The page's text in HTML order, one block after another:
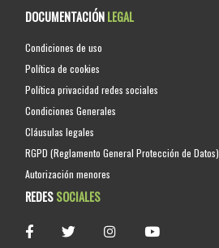
DOCUMENTACIÓNLEGAL
Condiciones de uso
Política de cookies
Política privacidad redes sociales
Condiciones Generales
Cláusulas legales
RGPD (Reglamento General Protección de Datos)
Autorización menores
REDESSOCIALES